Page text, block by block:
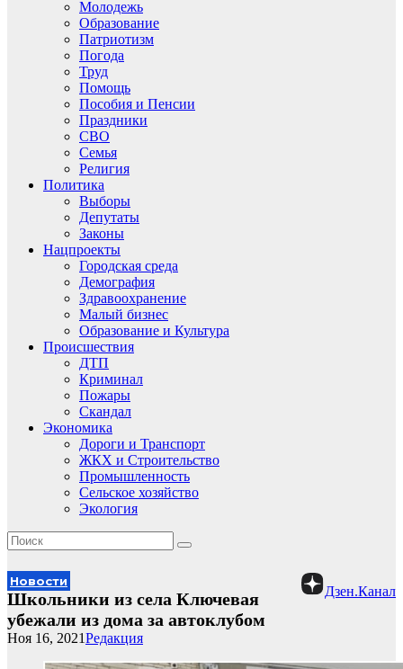
Молодежь
Образование
Патриотизм
Погода
Труд
Помощь
Пособия и Пенсии
Праздники
СВО
Семья
Религия
Политика
Выборы
Депутаты
Законы
Нацпроекты
Городская среда
Демография
Здравоохранение
Малый бизнес
Образование и Культура
Происшествия
ДТП
Криминал
Пожары
Скандал
Экономика
Дороги и Транспорт
ЖКХ и Строительство
Промышленность
Сельское хозяйство
Экология
Новости
Дзен.Канал
Школьники из села Ключевая
убежали из дома за автоклубом
Редакция
Ноя 16, 2021